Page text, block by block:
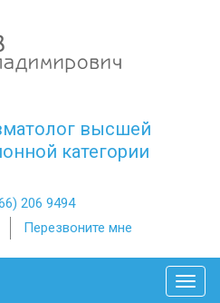
высшей
категории
206 9494
Перезвоните мне